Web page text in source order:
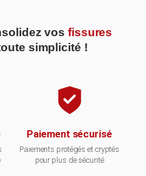
vos fissures
simplicité !
Paiement sécurisé
Paiements protégés et cryptés
pour plus de sécurité